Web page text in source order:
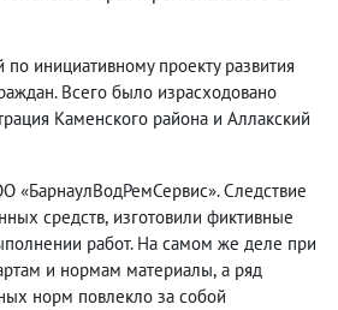
инициативному проекту развития
Всего было израсходовано
Каменского района и Аллакский
«БарнаулВодРемСервис». Следствие
средств, изготовили фиктивные
работ. На самом же деле при
и нормам материалы, а ряд
норм повлекло за собой